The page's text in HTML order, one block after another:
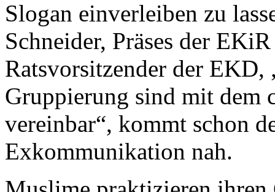
Slogan einverleiben zu
Schneider, Präses der
Ratsvorsitzender der EKD,
Gruppierung sind mit dem
vereinbar“, kommt schon
Exkommunikation nah.